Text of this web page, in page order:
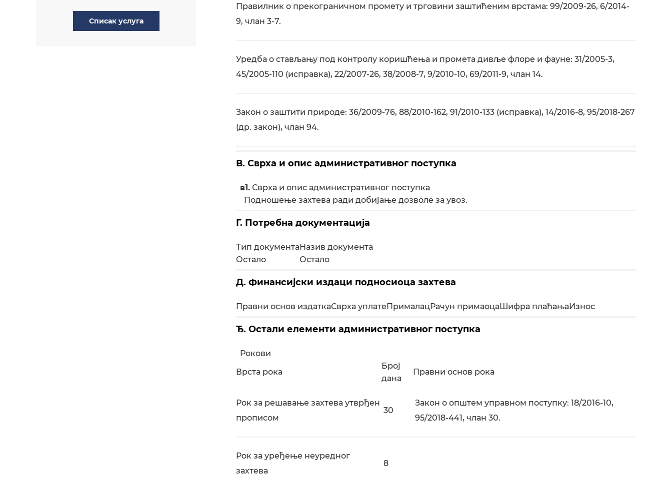
Списак услуга
Правилник о прекограничном промету и трговини заштићеним врстама: 99/2009-26, 6/2014-
9, члан 3-7.
Уредба о стављању под контролу коришћења и промета дивље флоре и фауне: 31/2005-3,
45/2005-110 (исправка), 22/2007-26, 38/2008-7, 9/2010-10, 69/2011-9, члан 14.
Закон о заштити природе: 36/2009-76, 88/2010-162, 91/2010-133 (исправка), 14/2016-8, 95/2018-267
(др. закон), члан 94.
В. Сврха и опис административног поступка
в1. Сврха и опис административног поступка
Подношење захтева ради добијање дозволе за увоз.
Г. Потребна документација
Тип документаНазив документа
Остало
Остало
Д. Финансијски издаци подносиоца захтева
Правни основ издаткаСврха уплатеПрималацРачун примаоцаШифра плаћањаИзнос
Ђ. Остали елементи административног поступка
Рокови
Врста рока
Број
дана
Правни основ рока
Рок за решавање захтева утврђен
прописом
30
Закон о општем управном поступку: 18/2016-10,
95/2018-441, члан 30.
Рок за уређење неуредног
захтева
8